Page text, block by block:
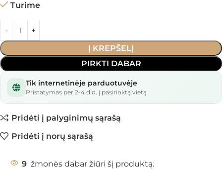
Turime
Į KREPŠELĮ
PIRKTI DABAR
Tik internetinėje parduotuvėje
Pristatymas per 2-4 d.d. į pasirinktą vietą
Pridėti į palyginimų sąrašą
Pridėti į norų sąrašą
9 žmonės dabar žiūri šį produktą.